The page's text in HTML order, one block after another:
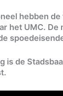
hebben
het UMC.
is de